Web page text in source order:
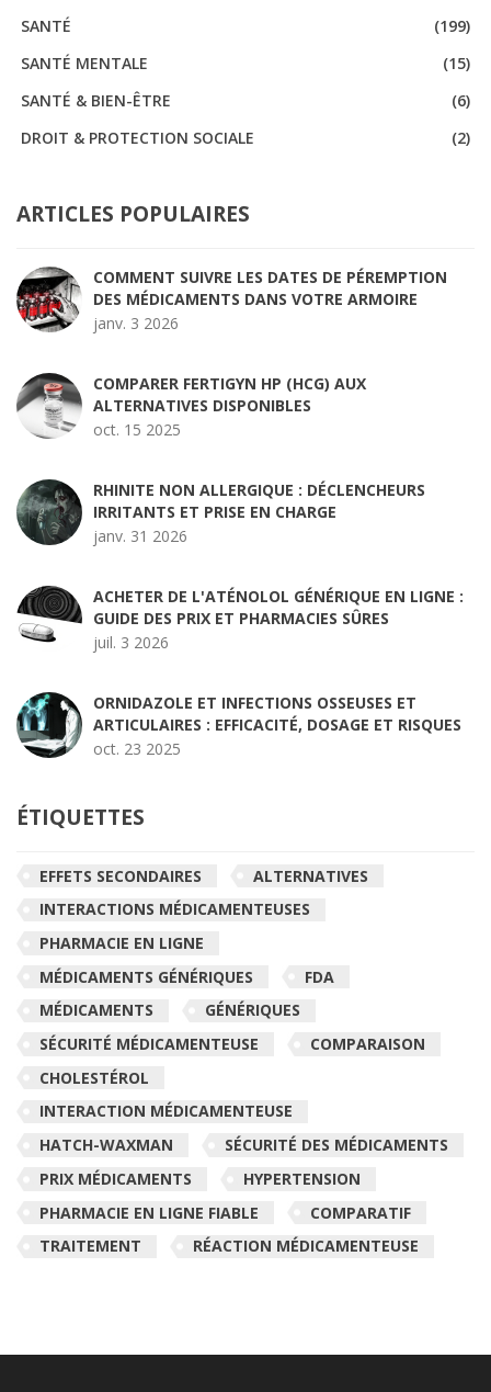
SANTÉ
(199)
SANTÉ MENTALE
(15)
SANTÉ & BIEN-ÊTRE
(6)
DROIT & PROTECTION SOCIALE
(2)
ARTICLES POPULAIRES
COMMENT SUIVRE LES DATES DE PÉREMPTION
DES MÉDICAMENTS DANS VOTRE ARMOIRE
janv. 3 2026
COMPARER FERTIGYN HP (HCG) AUX
ALTERNATIVES DISPONIBLES
oct. 15 2025
RHINITE NON ALLERGIQUE : DÉCLENCHEURS
IRRITANTS ET PRISE EN CHARGE
janv. 31 2026
ACHETER DE L'ATÉNOLOL GÉNÉRIQUE EN LIGNE :
GUIDE DES PRIX ET PHARMACIES SÛRES
juil. 3 2026
ORNIDAZOLE ET INFECTIONS OSSEUSES ET
ARTICULAIRES : EFFICACITÉ, DOSAGE ET RISQUES
oct. 23 2025
ÉTIQUETTES
EFFETS SECONDAIRES
ALTERNATIVES
INTERACTIONS MÉDICAMENTEUSES
PHARMACIE EN LIGNE
MÉDICAMENTS GÉNÉRIQUES
FDA
MÉDICAMENTS
GÉNÉRIQUES
SÉCURITÉ MÉDICAMENTEUSE
COMPARAISON
CHOLESTÉROL
INTERACTION MÉDICAMENTEUSE
HATCH-WAXMAN
SÉCURITÉ DES MÉDICAMENTS
PRIX MÉDICAMENTS
HYPERTENSION
PHARMACIE EN LIGNE FIABLE
COMPARATIF
TRAITEMENT
RÉACTION MÉDICAMENTEUSE